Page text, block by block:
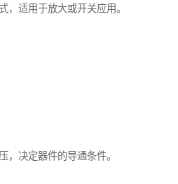
，适用于放大或开关应用。
，决定器件的导通条件。